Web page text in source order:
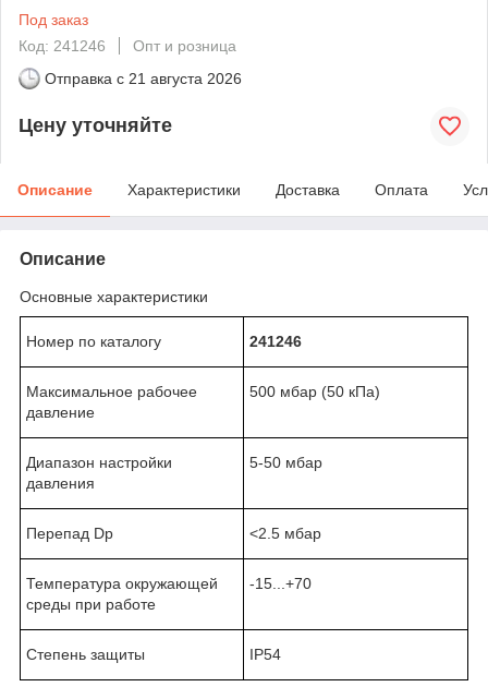
Под заказ
Код: 241246
Опт и розница
Отправка с 21 августа 2026
Цену уточняйте
Описание Характеристики Доставка Оплата
Описание
Основные характеристики
Номер по каталогу 241246
Максимальное рабочее
давление
500 мбар (50 кПа)
Диапазон настройки
давления
5-50 мбар
Перепад Dp <2.5 мбар
Температура окружающей
среды при работе
-15...+70
Степень защиты IP54